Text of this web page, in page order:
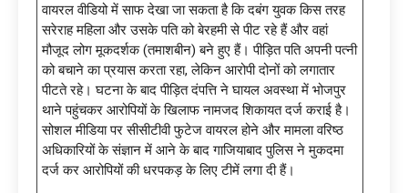
वायरल वीडियो में साफ देखा जा सकता है कि दबंग युवक किस तरह
सरेराह महिला और उसके पति को बेरहमी से पीट रहे हैं और वहां
मौजूद लोग मूकदर्शक (तमाशबीन) बने हुए हैं। पीड़ित पति अपनी पत्नी
को बचाने का प्रयास करता रहा, लेकिन आरोपी दोनों को लगातार
पीटते रहे। घटना के बाद पीड़ित दंपत्ति ने घायल अवस्था में भोजपुर
थाने पहुंचकर आरोपियों के खिलाफ नामजद शिकायत दर्ज कराई है।
सोशल मीडिया पर सीसीटीवी फुटेज वायरल होने और मामला वरिष्ठ
अधिकारियों के संज्ञान में आने के बाद गाजियाबाद पुलिस ने मुकदमा
दर्ज कर आरोपियों की धरपकड़ के लिए टीमें लगा दी हैं।